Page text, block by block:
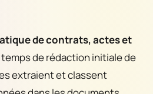
de contrats, actes et
de rédaction initiale de
extraient et classent